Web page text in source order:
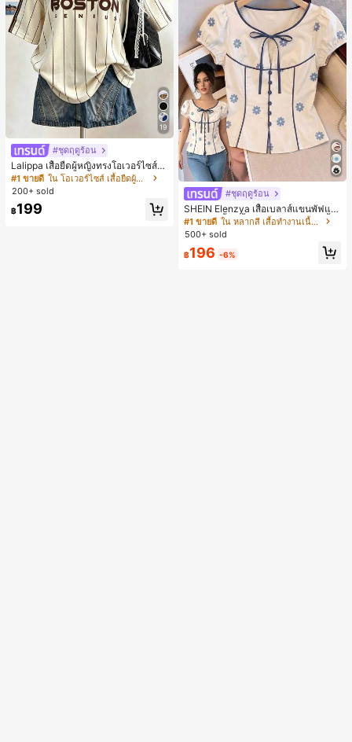
19
#ชุดฤดูร้อน
Lalippa เสื้อยืดผู้หญิงทรงโอเวอร์ไซส์ค
วามยาวกลาง คอกลม ไหล่ตก ลายพิมพ์
ตัวอักษรและลายทางแนวตั้ง สไตล์แฟชั่
นมินิมอล ของขวัญให้เพื่อน
#1 ขายดี
ใน โอเวอร์ไซส์ เสื้อยืดผู้หญิง
200+ sold
฿199
#ชุดฤดูร้อน
SHEIN Elenzya เสื้อเบลาส์แขนพัฟแต่
งระบายสีพื้นสีน้ำเงินสำหรับผู้หญิง, เสื้อ
ครอปเข้ารูปผูกโบว์คอวีตัดกันสำหรับฤ
#1 ขายดี
ใน หลากสี เสื้อทำงานเนื้อผ้านุ่ม
500+ sold
฿196 -6%